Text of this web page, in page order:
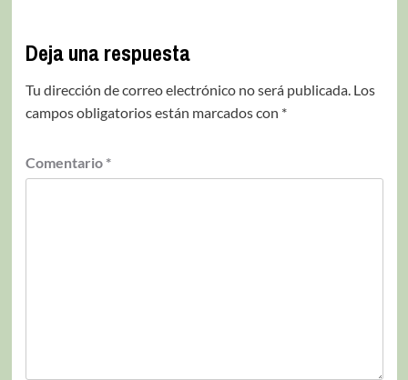
Deja una respuesta
Tu dirección de correo electrónico no será publicada. Los
campos obligatorios están marcados con *
Comentario *